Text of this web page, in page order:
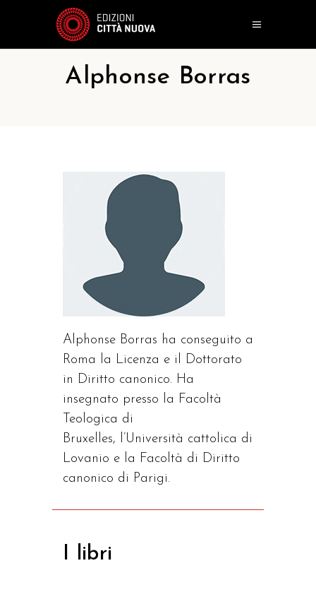
Alphonse Borras
Alphonse Borras ha conseguito a
Roma la Licenza e il Dottorato
in Diritto canonico. Ha
insegnato presso la Facoltà
Teologica di
Bruxelles, l’Università cattolica di
Lovanio e la Facoltà di Diritto
canonico di Parigi.
I libri